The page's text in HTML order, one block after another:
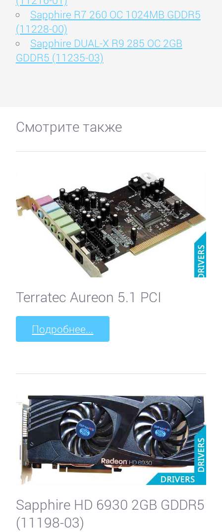
Sapphire R7 260 OC 1024MB GDDR5
(11228-00)
Sapphire DUAL-X R9 285 OC 2GB
GDDR5 (11235-03)
Смотрите также
Terratec Aureon 5.1 PCI
Подробнее...
Sapphire HD 6930 2GB GDDR5
(11198-03)